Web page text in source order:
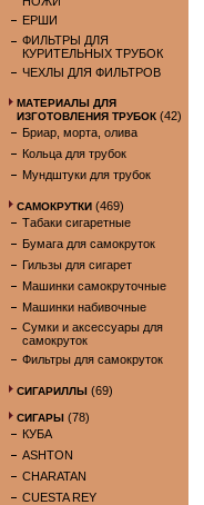
ЕРШИ
ФИЛЬТРЫ ДЛЯ
КУРИТЕЛЬНЫХ ТРУБОК
ЧЕХЛЫ ДЛЯ ФИЛЬТРОВ
МАТЕРИАЛЫ ДЛЯ
ИЗГОТОВЛЕНИЯ ТРУБОК (42)
Бриар, морта, олива
Кольца для трубок
Мундштуки для трубок
САМОКРУТКИ (469)
Табаки сигаретные
Бумага для самокруток
Гильзы для сигарет
Машинки самокруточные
Машинки набивочные
Сумки и аксессуары для
самокруток
Фильтры для самокруток
СИГАРИЛЛЫ (69)
СИГАРЫ (78)
КУБА
ASHTON
CHARATAN
CUESTA REY